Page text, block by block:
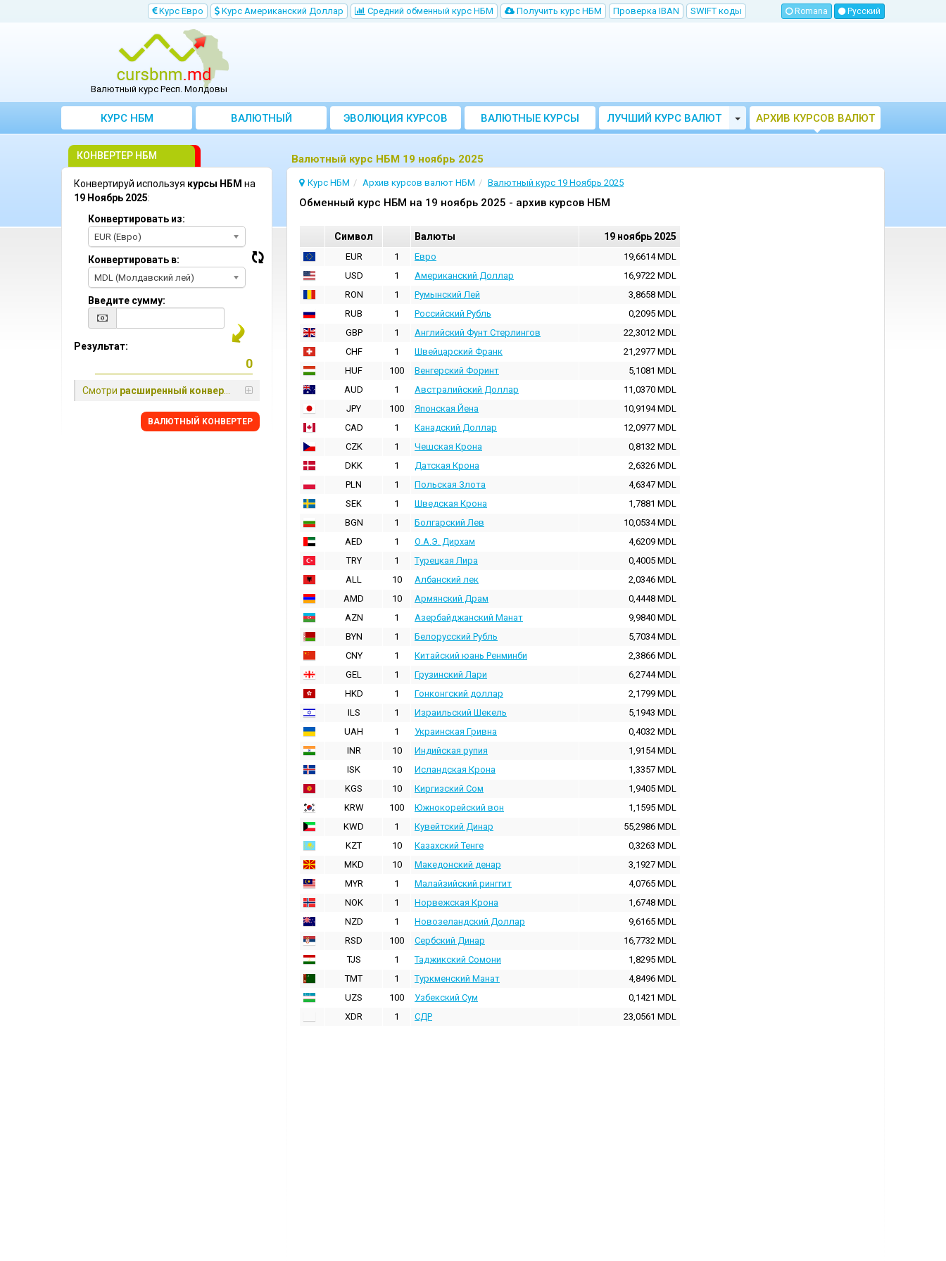
Kурс Евро Kурс Aмериканский Доллар Cредний обменный курс НБM Получить курс НБМ Проверка IBAN SWIFT коды Romana Русский
Валютный курс Респ. Молдовы
КУРС НБМ
BАЛЮТНЫЙ
KОНВЕРТЕР
ЭВОЛЮЦИЯ КУРСОВ
ВАЛЮТНЫЕ КУРСЫ
БАНКОВ
ЛУЧШИЙ КУРС ВАЛЮТ
МОЛДОВЫ
Toggle Dropdown
АРХИВ КУРСОВ ВАЛЮТ
НБМ
Bалютный курс НБМ 19 ноябрь 2025
Курс НБМ Архив курсов валют НБМ Валютный курс 19 Ноябрь 2025
Oбменный курс НБМ на 19 ноябрь 2025 - архив курсов НБМ
Cимвол Валюты 19 ноябрь 2025
EUR 1 Евро 19,6614MDL
USD
1 Aмериканский Доллар 16,9722 MDL
RON
1 Румынский Лей 3,8658 MDL
RUB
1 Российский Рубль 0,2095 MDL
GBP
1 Английский Фунт Стерлингов 22,3012 MDL
CHF
1 Швейцарский Франк 21,2977 MDL
HUF
100 Венгерский Форинт 5,1081 MDL
AUD
1 Австралийский Доллар 11,0370 MDL
JPY
100 Японская Йена 10,9194MDL
CAD
1 Канадский Доллар 12,0977 MDL
CZK
1 Чешская Крона 0,8132 MDL
DKK
1 Датская Крона 2,6326 MDL
PLN
1 Польская Злота 4,6347 MDL
SEK
1 Шведская Крона 1,7881 MDL
BGN
1 Болгарский Лев 10,0534MDL
AED
1 О.А.Э. Дирхам 4,6209 MDL
TRY
1 Турецкая Лира 0,4005 MDL
ALL
10 Албанский лек 2,0346 MDL
AMD
10 Армянский Драм 0,4448 MDL
AZN
1 Азербайджанский Манат 9,9840 MDL
BYN
1 Белорусский Рубль 5,7034MDL
CNY
1 Китайский юань Ренминби 2,3866 MDL
GEL
1 Грузинский Лари 6,2744MDL
HKD
1 Гонконгский доллаp 2,1799 MDL
ILS
1 Израильский Шекель 5,1943 MDL
UAH
1 Украинская Гривна 0,4032 MDL
INR
10 Индийская pупия 1,9154MDL
ISK
10 Исландская Крона 1,3357 MDL
KGS
10 Киргизский Сом 1,9405 MDL
KRW
100 Южнокорейский вон 1,1595 MDL
KWD
1 Кувейтский Динар 55,2986 MDL
KZT
10 Казахский Тенге 0,3263 MDL
MKD
10 Македонский денар 3,1927 MDL
MYR
1 Малайзийский ринггит 4,0765 MDL
NOK
1 Норвежская Крона 1,6748 MDL
NZD
1 Новозеландский Доллар 9,6165 MDL
RSD
100 Сербский Динар 16,7732 MDL
TJS
1 Таджикский Сомони 1,8295 MDL
TMT
1 Туркменский Манат 4,8496 MDL
UZS
100 Узбекский Сум 0,1421 MDL
XDR
1 СДР 23,0561 MDL
КОНВЕРТЕР НБМ
Конвертируй используя курсы НБМ на
19 Ноябрь 2025:
Конвертировать из:
EUR (Евро)
Конвертировать в:
MDL (Молдавский лей)
Введите сумму:
Результат:
Смотри расширенный конвертер
BАЛЮТНЫЙ KОНВЕРТЕР